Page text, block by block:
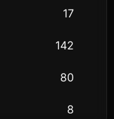
17
142
80
8